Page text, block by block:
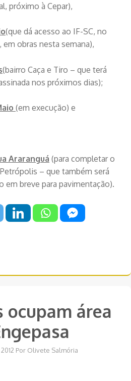
próximo à Cepar),
(que dá acesso ao IF-SC, no
obras nesta semana),
(bairro Caça e Tiro – que terá
nos próximos dias);
(em execução) e
Araranguá (para completar o
– que também será
em breve para pavimentação).
ocupam área
Por Olivete Salmória